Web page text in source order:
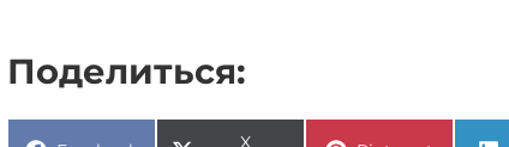
Поделиться:
X